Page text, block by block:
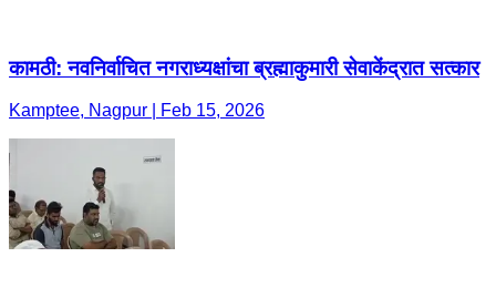
कामठी: नवनिर्वाचित नगराध्यक्षांचा ब्रह्माकुमारी सेवाकेंद्रात सत्कार ​
Kamptee, Nagpur | Feb 15, 2026